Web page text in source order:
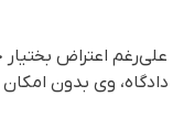
علی‌رغم اعتراض
دادگاه، وی بدون